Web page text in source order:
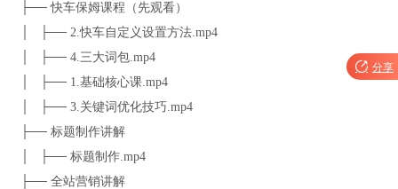
├── 快车保姆课程（先观看）
│ ├── 2.快车自定义设置方法.mp4
│ ├── 4.三大词包.mp4
│ ├── 1.基础核心课.mp4
│ ├── 3.关键词优化技巧.mp4
├── 标题制作讲解
│ ├── 标题制作.mp4
├── 全站营销讲解
 分享